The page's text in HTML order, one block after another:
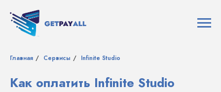
Главная / Сервисы / Infinite Studio
Как оплатить Infinite Studio